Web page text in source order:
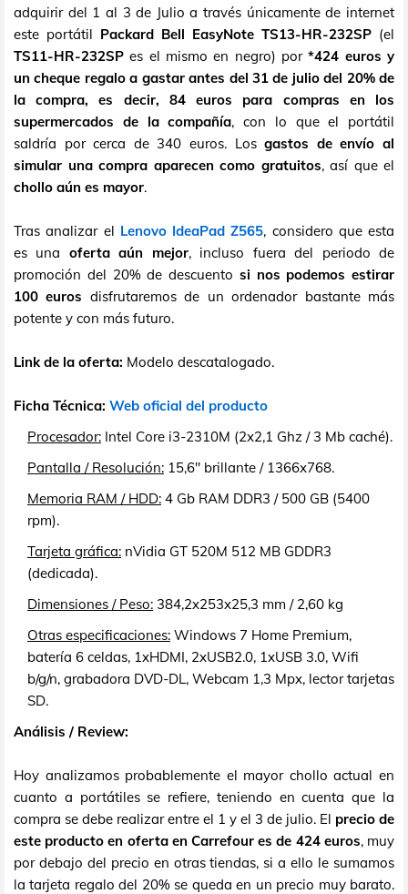
adquirir del 1 al 3 de Julio a través únicamente de internet
este portátil Packard Bell EasyNote TS13-HR-232SP (el
TS11-HR-232SP es el mismo en negro) por*424 euros y
un cheque regalo a gastar antes del 31 de julio del 20% de
la compra, es decir, 84 euros para compras en los
supermercados de la compañía, con lo que el portátil
saldría por cerca de 340 euros. Losgastos de envío al
simular una compra aparecen como gratuitos, así que el
chollo aún es mayor.
Tras analizar el Lenovo IdeaPad Z565, considero que esta
es una oferta aún mejor, incluso fuera del periodo de
promoción del 20% de descuento si nos podemos estirar
100 euros disfrutaremos de un ordenador bastante más
potente y con más futuro.
Link de la oferta: Modelo descatalogado.
Ficha Técnica: Web oficial del producto
Procesador: Intel Core i3-2310M (2x2,1 Ghz / 3 Mb caché).
Pantalla / Resolución: 15,6" brillante / 1366x768.
Memoria RAM / HDD: 4 Gb RAM DDR3 / 500 GB (5400
rpm).
Tarjeta gráfica: nVidia GT 520M 512 MB GDDR3
(dedicada).
Dimensiones / Peso: 384,2x253x25,3 mm / 2,60 kg
Otras especificaciones: Windows 7 Home Premium,
batería 6 celdas, 1xHDMI, 2xUSB2.0, 1xUSB 3.0, Wifi
b/g/n, grabadora DVD-DL, Webcam 1,3 Mpx, lector tarjetas
SD.
Análisis / Review:
Hoy analizamos probablemente el mayor chollo actual en
cuanto a portátiles se refiere, teniendo en cuenta que la
compra se debe realizar entre el 1 y el 3 de julio. El precio de
este producto en oferta en Carrefour es de 424 euros, muy
por debajo del precio en otras tiendas, si a ello le sumamos
la tarjeta regalo del 20% se queda en un precio muy barato.